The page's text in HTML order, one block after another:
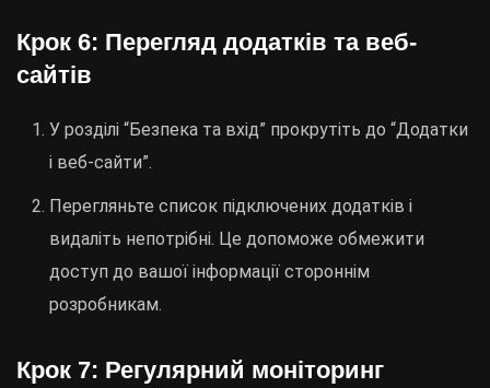
Крок 6: Перегляд додатків та веб-
сайтів
У розділі “Безпека та вхід” прокрутіть до “Додатки
і веб-сайти”.
Перегляньте список підключених додатків і
видаліть непотрібні. Це допоможе обмежити
доступ до вашої інформації стороннім
розробникам.
Крок 7: Регулярний моніторинг